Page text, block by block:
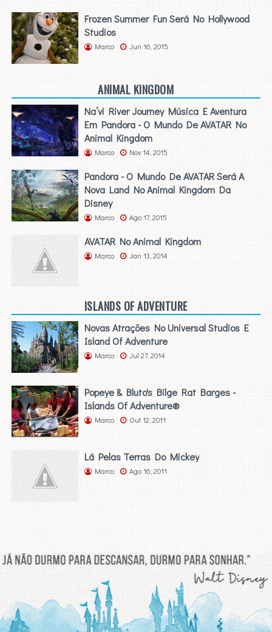
Frozen Summer Fun Será No Hollywood
Studios
Marco Jun 16, 2015
ANIMAL KINGDOM
Na’vi River Journey Música E Aventura
Em Pandora - O Mundo De AVATAR No
Animal Kingdom
Marco Nov 14, 2015
Pandora - O Mundo De AVATAR Será A
Nova Land No Animal Kingdom Da
Disney
Marco Ago 17, 2015
AVATAR No Animal Kingdom
Marco Jan 13, 2014
ISLANDS OF ADVENTURE
Novas Atrações No Universal Studios E
Island Of Adventure
Marco Jul 27, 2014
Popeye & Bluto's Bilge Rat Barges -
Islands Of Adventure®
Marco Out 12, 2011
Lá Pelas Terras Do Mickey
Marco Ago 16, 2011